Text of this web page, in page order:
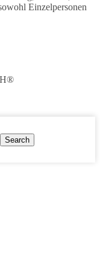
Einzelpersonen
Search